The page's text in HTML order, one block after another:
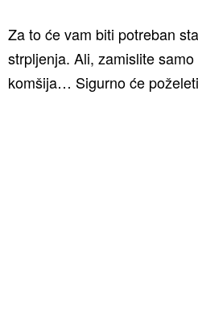
Za to će vam biti potreban
strpljenja. Ali, zamislite
komšija… Sigurno će